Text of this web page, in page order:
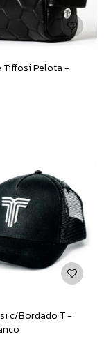
Tiffosi Pelota -
c/Bordado T -